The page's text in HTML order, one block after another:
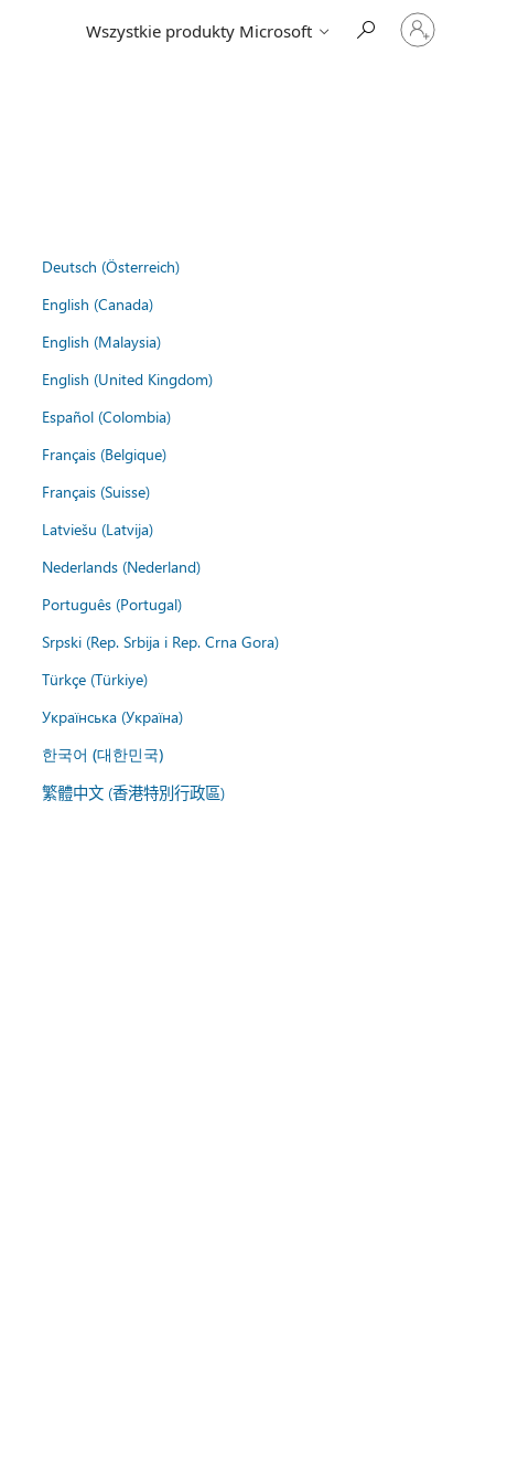
Wszystkie produkty Microsoft
Zaloguj
się
Deutsch (Österreich)
English (Canada)
English (Malaysia)
English (United Kingdom)
Español (Colombia)
Français (Belgique)
Français (Suisse)
Latviešu (Latvija)
Nederlands (Nederland)
Português (Portugal)
Srpski (Rep. Srbija i Rep. Crna Gora)
Türkçe (Türkiye)
Українська (Україна)
한국어 (대한민국)
繁體中文 (香港特別行政區)